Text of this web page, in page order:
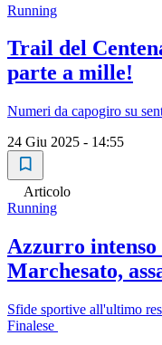
Running
Trail del
parte a mille!
Numeri da capogiro su
24 Giu 2025 - 14:55
Articolo
Running
Azzurro intenso
Marchesato,
Sfide sportive all'ultimo
Finalese